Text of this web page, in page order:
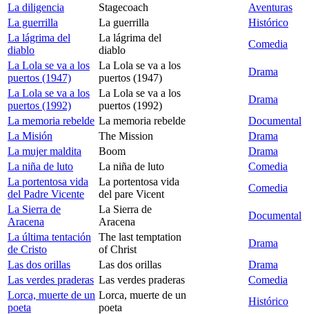
La diligencia
Stagecoach
Aventuras
La guerrilla
La guerrilla
Histórico
La lágrima del
diablo
La lágrima del
diablo
Comedia
La Lola se va a los
puertos (1947)
La Lola se va a los
puertos (1947)
Drama
La Lola se va a los
puertos (1992)
La Lola se va a los
puertos (1992)
Drama
La memoria rebelde La memoria rebelde
Documental
La Misión
The Mission
Drama
La mujer maldita
Boom
Drama
La niña de luto
La niña de luto
Comedia
La portentosa vida
del Padre Vicente
La portentosa vida
del pare Vicent
Comedia
La Sierra de
Aracena
La Sierra de
Aracena
Documental
La última tentación
de Cristo
The last temptation
of Christ
Drama
Las dos orillas
Las dos orillas
Drama
Las verdes praderas Las verdes praderas
Comedia
Lorca, muerte de un
poeta
Lorca, muerte de un
poeta
Histórico